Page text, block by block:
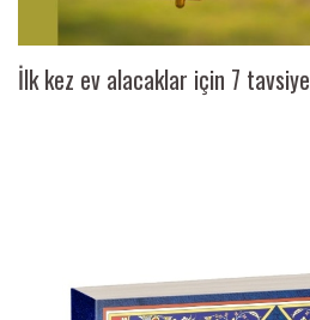
İlk kez ev alacaklar için 7 tavsiye